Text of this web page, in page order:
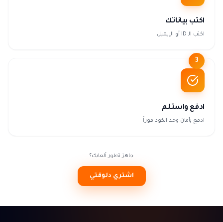
اكتب بياناتك
اكتب الـ ID أو الإيميل
3
ادفع واستلم
ادفع بأمان وخد الكود فوراً
جاهز تطور ألعابك؟
اشتري دلوقتي